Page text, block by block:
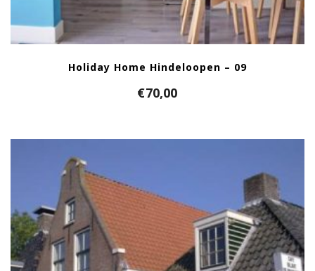
Holiday Home Hindeloopen – 09
€70,00